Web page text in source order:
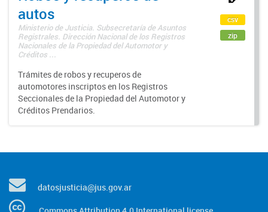
autos
Ministerio de Justicia. Subsecretaría de Asuntos
Registrales. Dirección Nacional de los Registros
Nacionales de la Propiedad del Automotor y
Créditos ...
Trámites de robos y recuperos de
automotores inscriptos en los Registros
Seccionales de la Propiedad del Automotor y
Créditos Prendarios.
csv
zip
datosjusticia@jus.gov.ar